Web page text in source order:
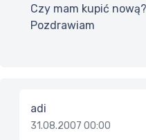
Czy mam kupić
Pozdrawiam
adi
31.08.2007 00:00